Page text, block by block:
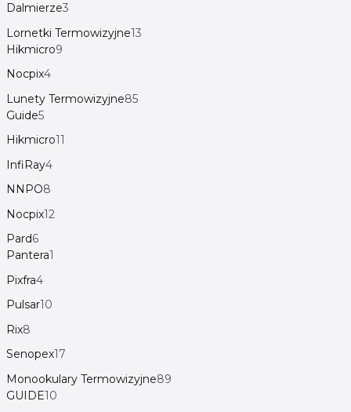
Dalmierze3
Lornetki Termowizyjne13
Hikmicro9
Nocpix4
Lunety Termowizyjne85
Guide5
Hikmicro11
InfiRay4
NNPO8
Nocpix12
Pard6
Pantera1
Pixfra4
Pulsar10
Rix8
Senopex17
Monookulary Termowizyjne89
GUIDE10